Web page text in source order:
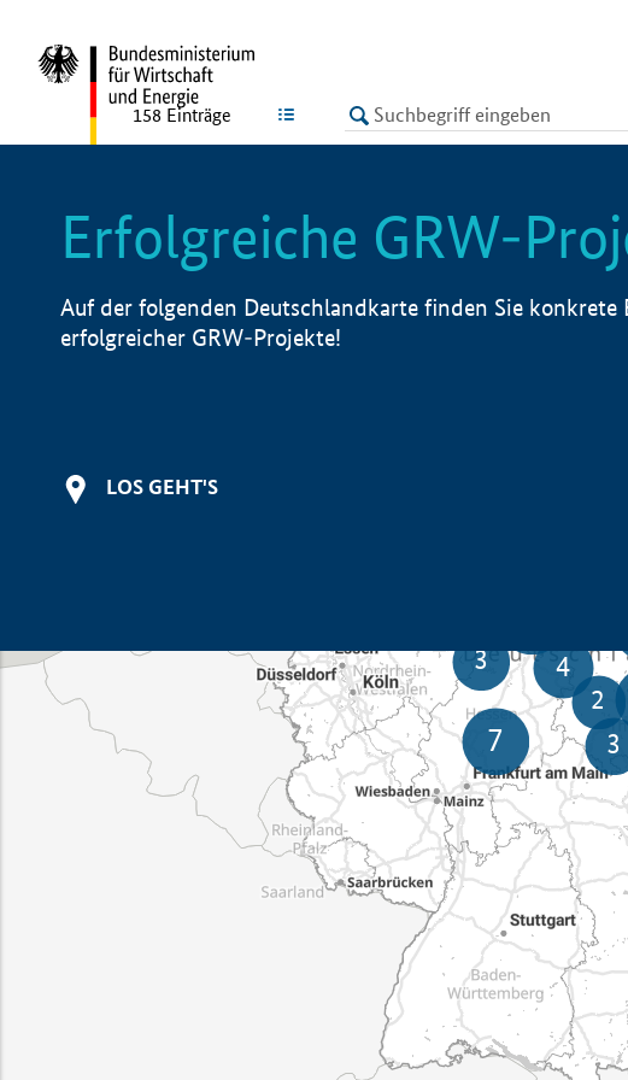
LISTE
158 Einträge
Erfolgreiche GRW-
Auf der folgenden Deutschlandkarte finden Sie konkrete
erfolgreicher GRW-Projekte!
LOS GEHT'S